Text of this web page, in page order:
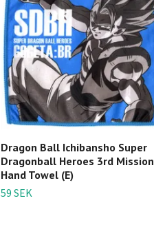
Dragon Ball Ichibansho Super
Dragonball Heroes 3rd Mission
Hand Towel (E)
59 SEK